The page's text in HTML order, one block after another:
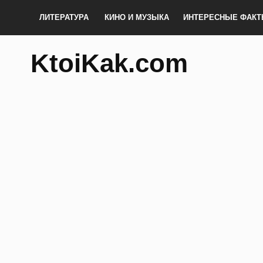
ЛИТЕРАТУРА КИНО И МУЗЫКА ИНТЕРЕСНЫЕ
KtoiKak.com